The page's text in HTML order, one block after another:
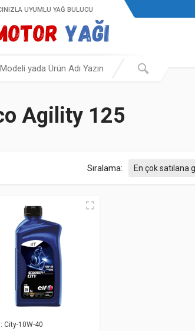
UYUMLU YAĞ BULUCU
Agility 125
Sıralama:
City-10W-40